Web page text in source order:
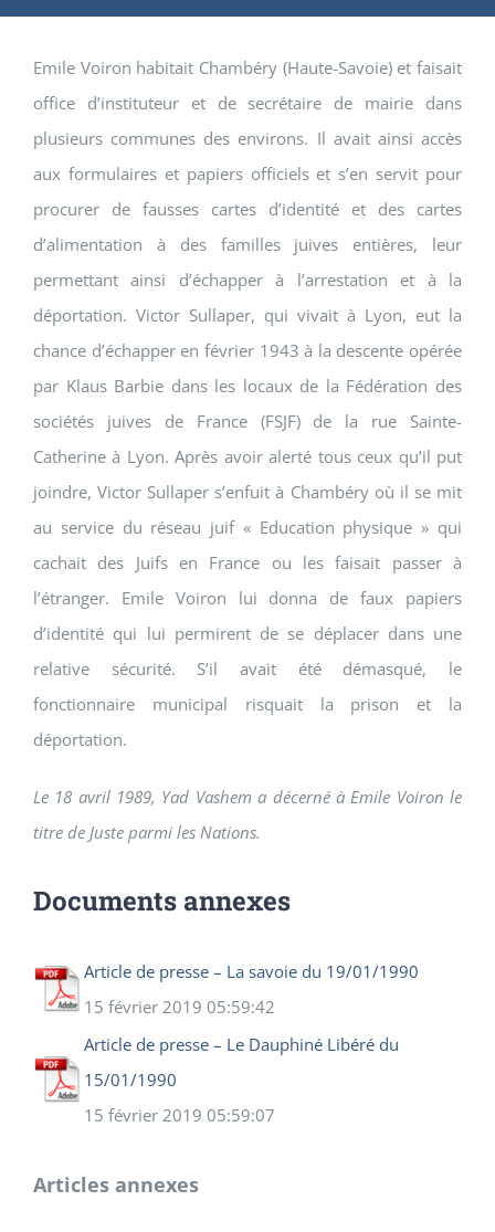
Emile Voiron habitait Chambéry (Haute-Savoie) et faisait
office d’instituteur et de secrétaire de mairie dans
plusieurs communes des environs. Il avait ainsi accès
aux formulaires et papiers officiels et s’en servit pour
procurer de fausses cartes d’identité et des cartes
d’alimentation à des familles juives entières, leur
permettant ainsi d’échapper à l’arrestation et à la
déportation. Victor Sullaper, qui vivait à Lyon, eut la
chance d’échapper en février 1943 à la descente opérée
par Klaus Barbie dans les locaux de la Fédération des
sociétés juives de France (FSJF) de la rue Sainte-
Catherine à Lyon. Après avoir alerté tous ceux qu’il put
joindre, Victor Sullaper s’enfuit à Chambéry où il se mit
au service du réseau juif « Education physique » qui
cachait des Juifs en France ou les faisait passer à
l’étranger. Emile Voiron lui donna de faux papiers
d’identité qui lui permirent de se déplacer dans une
relative sécurité. S’il avait été démasqué, le
fonctionnaire municipal risquait la prison et la
déportation.
Le 18 avril 1989, Yad Vashem a décerné à Emile Voiron le
titre de Juste parmi les Nations.
Documents annexes
Article de presse – La savoie du 19/01/1990
15 février 2019 05:59:42
Article de presse – Le Dauphiné Libéré du
15/01/1990
15 février 2019 05:59:07
Articles annexes